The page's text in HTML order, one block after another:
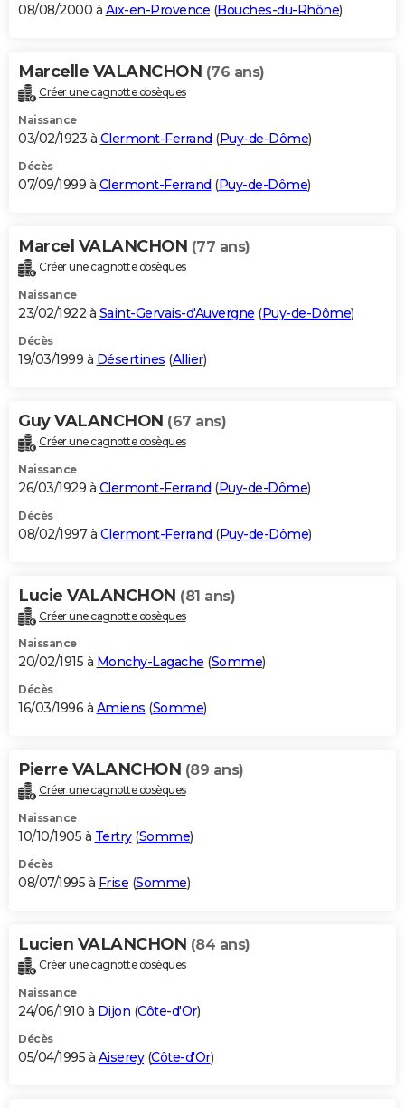
08/08/2000 à Aix-en-Provence (Bouches-du-Rhône)
Marcelle VALANCHON (76 ans)
Créer une cagnotte obsèques
Naissance
03/02/1923 à Clermont-Ferrand (Puy-de-Dôme)
Décès
07/09/1999 à Clermont-Ferrand (Puy-de-Dôme)
Marcel VALANCHON (77 ans)
Créer une cagnotte obsèques
Naissance
23/02/1922 à Saint-Gervais-d'Auvergne (Puy-de-Dôme)
Décès
19/03/1999 à Désertines (Allier)
Guy VALANCHON (67 ans)
Créer une cagnotte obsèques
Naissance
26/03/1929 à Clermont-Ferrand (Puy-de-Dôme)
Décès
08/02/1997 à Clermont-Ferrand (Puy-de-Dôme)
Lucie VALANCHON (81 ans)
Créer une cagnotte obsèques
Naissance
20/02/1915 à Monchy-Lagache (Somme)
Décès
16/03/1996 à Amiens (Somme)
Pierre VALANCHON (89 ans)
Créer une cagnotte obsèques
Naissance
10/10/1905 à Tertry(Somme)
Décès
08/07/1995 à Frise (Somme)
Lucien VALANCHON (84 ans)
Créer une cagnotte obsèques
Naissance
24/06/1910 à Dijon (Côte-d'Or)
Décès
05/04/1995 à Aiserey(Côte-d'Or)